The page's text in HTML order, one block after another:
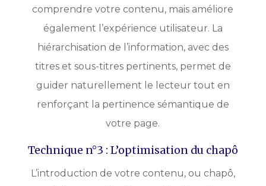
comprendre votre contenu, mais améliore
également l’expérience utilisateur. La
hiérarchisation de l’information, avec des
titres et sous-titres pertinents, permet de
guider naturellement le lecteur tout en
renforçant la pertinence sémantique de
votre page.
Technique n°3 : L’optimisation du chapô
L’introduction de votre contenu, ou chapô,